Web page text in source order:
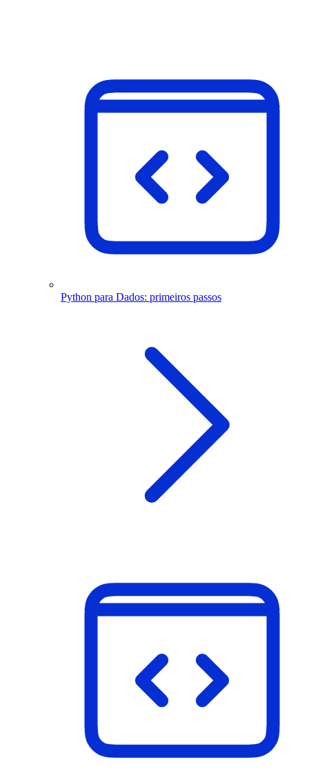
Python para Dados: primeiros passos